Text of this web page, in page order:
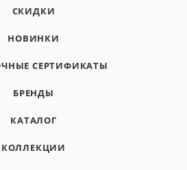
СКИДКИ
НОВИНКИ
СЕРТИФИКАТЫ
БРЕНДЫ
КАТАЛОГ
КОЛЛЕКЦИИ